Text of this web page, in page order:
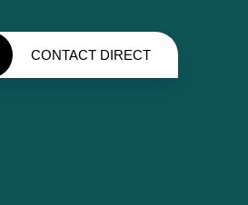
CONTACT DIRECT